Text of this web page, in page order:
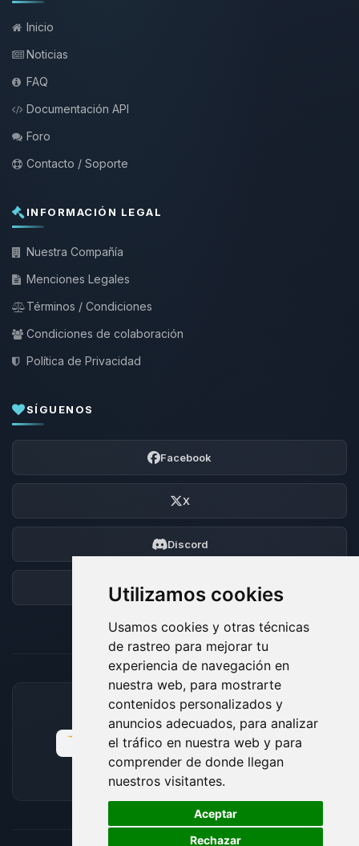
Utilizamos cookies
Usamos cookies y otras técnicas
de rastreo para mejorar tu
experiencia de navegación en
nuestra web, para mostrarte
contenidos personalizados y
anuncios adecuados, para analizar
el tráfico en nuestra web y para
comprender de donde llegan
nuestros visitantes.
Aceptar
Rechazar
Inicio
Noticias
FAQ
Documentación API
Foro
Contacto / Soporte
INFORMACIÓN LEGAL
Nuestra Compañía
Menciones Legales
Términos / Condiciones
Condiciones de colaboración
Política de Privacidad
SÍGUENOS
Facebook
X
Discord
Foro
MÉTODOS DE PAGO ACEPTADOS
🍪